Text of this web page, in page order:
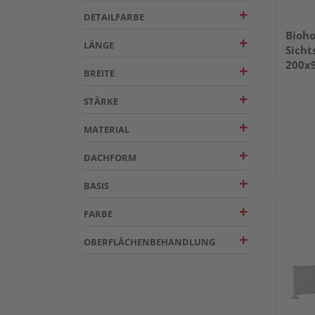
DETAILFARBE
LÄNGE
BREITE
STÄRKE
MATERIAL
DACHFORM
BASIS
FARBE
OBERFLÄCHENBEHANDLUNG